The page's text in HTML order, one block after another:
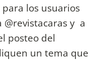
los usuarios
y a
posteo del
un tema que